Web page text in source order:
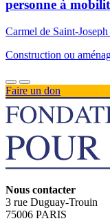
personne à
Carmel de Saint-
Construction ou
Faire un don
Nous contacter
3 rue Duguay-Trouin
75006 PARIS